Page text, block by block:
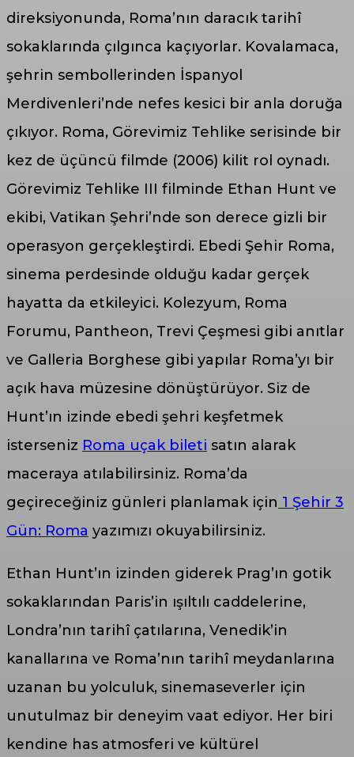
direksiyonunda, Roma’nın daracık tarihî
sokaklarında çılgınca kaçıyorlar. Kovalamaca,
şehrin sembollerinden İspanyol
Merdivenleri’nde nefes kesici bir anla doruğa
çıkıyor. Roma, Görevimiz Tehlike serisinde bir
kez de üçüncü filmde (2006) kilit rol oynadı.
Görevimiz Tehlike III filminde Ethan Hunt ve
ekibi, Vatikan Şehri’nde son derece gizli bir
operasyon gerçekleştirdi. Ebedi Şehir Roma,
sinema perdesinde olduğu kadar gerçek
hayatta da etkileyici. Kolezyum, Roma
Forumu, Pantheon, Trevi Çeşmesi gibi anıtlar
ve Galleria Borghese gibi yapılar Roma’yı bir
açık hava müzesine dönüştürüyor. Siz de
Hunt’ın izinde ebedi şehri keşfetmek
isterseniz Roma uçak bileti satın alarak
maceraya atılabilirsiniz. Roma’da
geçireceğiniz günleri planlamak için 1 Şehir 3
Gün: Roma yazımızı okuyabilirsiniz.
Ethan Hunt’ın izinden giderek Prag’ın gotik
sokaklarından Paris’in ışıltılı caddelerine,
Londra’nın tarihî çatılarına, Venedik’in
kanallarına ve Roma’nın tarihî meydanlarına
uzanan bu yolculuk, sinemaseverler için
unutulmaz bir deneyim vaat ediyor. Her biri
kendine has atmosferi ve kültürel